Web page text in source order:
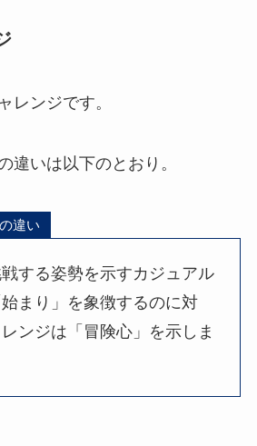
レンジです。
違いは以下のとおり。
違い
する姿勢を示すカジュアル
まり」を象徴するのに対
ンジは「冒険心」を示しま